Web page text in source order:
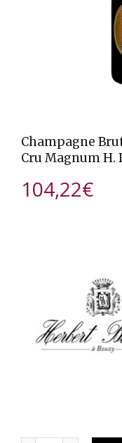
Champagne
Cru Magnum H.
104,22€